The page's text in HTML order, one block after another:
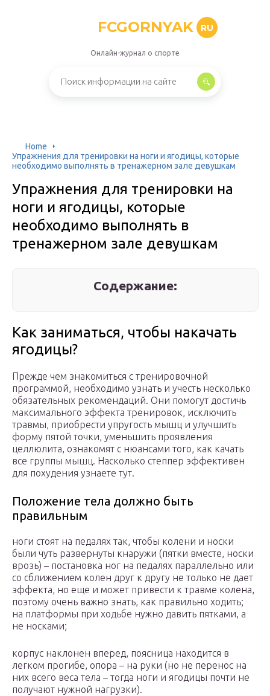
FCGORNYAK RU
Онлайн-журнал о спорте
Home
Упражнения для тренировки на ноги и ягодицы, которые
необходимо выполнять в тренажерном зале девушкам
Упражнения для тренировки на
ноги и ягодицы, которые
необходимо выполнять в
тренажерном зале девушкам
Содержание:
Как заниматься, чтобы накачать
ягодицы?
Прежде чем знакомиться с тренировочной
программой, необходимо узнать и учесть несколько
обязательных рекомендаций. Они помогут достичь
максимального эффекта тренировок, исключить
травмы, приобрести упругость мышц и улучшить
форму пятой точки, уменьшить проявления
целлюлита, ознакомят с нюансами того, как качать
все группы мышц. Насколько степпер эффективен
для похудения узнаете тут.
Положение тела должно быть
правильным
ноги стоят на педалях так, чтобы колени и носки
были чуть развернуты кнаружи (пятки вместе, носки
врозь) – постановка ног на педалях параллельно или
со сближением колен друг к другу не только не дает
эффекта, но еще и может привести к травме колена,
поэтому очень важно знать, как правильно ходить;
на платформы при ходьбе нужно давить пятками, а
не носками;
корпус наклонен вперед, поясница находится в
легком прогибе, опора – на руки (но не перенос на
них всего веса тела – тогда ноги и ягодицы почти не
получают нужной нагрузки).